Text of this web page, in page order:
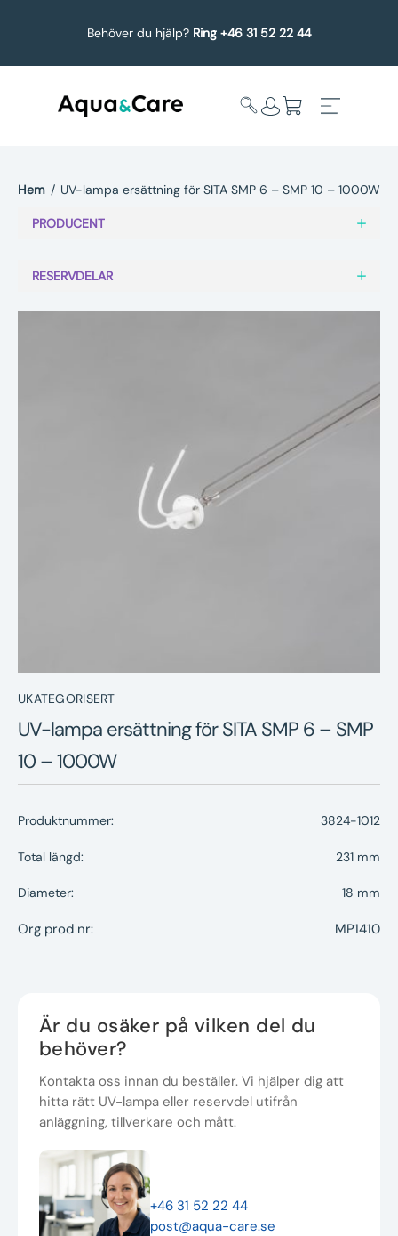
Behöver du hjälp? Ring +46 31 52 22 44
undermeny
Service
Underhållstips
Kontakt
Hem / UV-lampa ersättning för SITA SMP 6 – SMP 10 – 1000W
PRODUCENT
RESERVDELAR
UKATEGORISERT
UV-lampa ersättning för SITA SMP 6 – SMP
10 – 1000W
Produktnummer: 3824-1012
Total längd: 231 mm
Diameter: 18 mm
Org prod nr: MP1410
Är du osäker på vilken del du
behöver?
Kontakta oss innan du beställer. Vi hjälper dig att
hitta rätt UV-lampa eller reservdel utifrån
anläggning, tillverkare och mått.
+46 31 52 22 44
post@aqua-care.se